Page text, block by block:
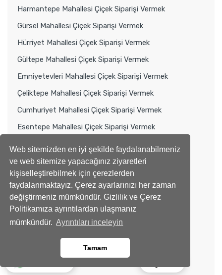
Web sitemizden en iyi şekilde faydalanabilmeniz
ve web sitemize yapacağınız ziyaretleri
kişiselleştirebilmek için çerezlerden
faydalanmaktayız. Çerez ayarlarınızı her zaman
değiştirmeniz mümkündür. Gizlilik ve Çerez
Politikamıza ayrıntılardan ulaşmanız
mümkündür. Ayrıntıları inceleyin
Tamam
Harmantepe Mahallesi Çiçek Siparişi Vermek
Gürsel Mahallesi Çiçek Siparişi Vermek
Hürriyet Mahallesi Çiçek Siparişi Vermek
Gültepe Mahallesi Çiçek Siparişi Vermek
Emniyetevleri Mahallesi Çiçek Siparişi Vermek
Çeliktepe Mahallesi Çiçek Siparişi Vermek
Cumhuriyet Mahallesi Çiçek Siparişi Vermek
Esentepe Mahallesi Çiçek Siparişi Vermek
Talatpaşa Mahallesi Çiçek Siparişi Vermek
Hamidiye Mahallesi Çiçek Siparişi Vermek
Çağlayan Mahallesi Çiçek Siparişi Vermek
Üsküdar'da Çiçek Siparişi Vermek
Tuzla'da Çiçek Siparişi Vermek
Şile'de Çiçek Siparişi Vermek